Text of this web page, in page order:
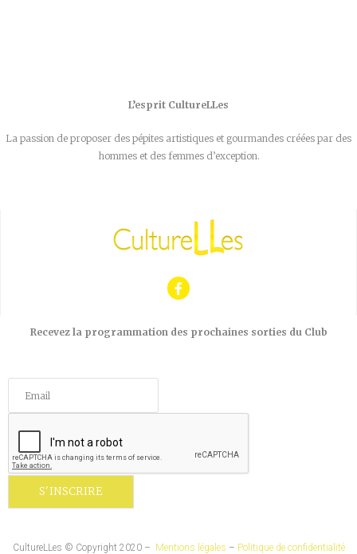
L’esprit CultureLLes
La passion de proposer des pépites artistiques et gourmandes créées par des
hommes et des femmes d’exception.
Recevez la programmation des prochaines sorties du Club
CultureLLes © Copyright 2020 – Mentions légales – Politique de confidentialité